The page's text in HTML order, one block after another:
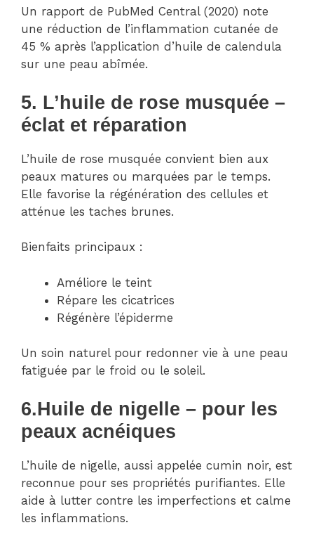
Un rapport de PubMed Central (2020) note
une réduction de l’inflammation cutanée de
45 % après l’application d’huile de calendula
sur une peau abîmée.
5. L’huile de rose musquée –
éclat et réparation
L’huile de rose musquée convient bien aux
peaux matures ou marquées par le temps.
Elle favorise la régénération des cellules et
atténue les taches brunes.
Bienfaits principaux :
Améliore le teint
Répare les cicatrices
Régénère l’épiderme
Un soin naturel pour redonner vie à une peau
fatiguée par le froid ou le soleil.
6.Huile de nigelle – pour les
peaux acnéiques
L’huile de nigelle, aussi appelée cumin noir, est
reconnue pour ses propriétés purifiantes. Elle
aide à lutter contre les imperfections et calme
les inflammations.